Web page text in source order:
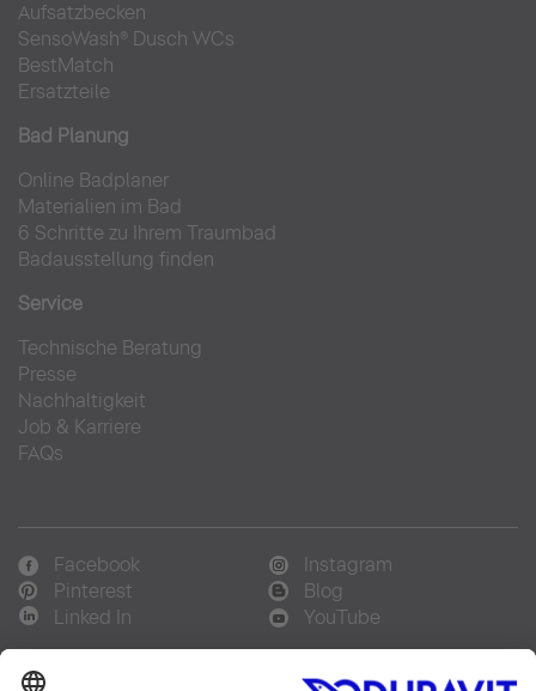
Aufsatzbecken
SensoWash® Dusch WCs
BestMatch
Ersatzteile
Bad Planung
Online Badplaner
Materialien im Bad
6 Schritte zu Ihrem Traumbad
Badausstellung finden
Service
Technische Beratung
Presse
Nachhaltigkeit
Job & Karriere
FAQs
Facebook
Instagram
Pinterest
Blog
Linked In
YouTube